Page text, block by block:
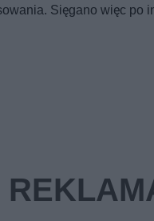
Sięgano więc